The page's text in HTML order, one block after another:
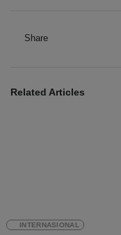
Share
Related Articles
INTERNASIONAL